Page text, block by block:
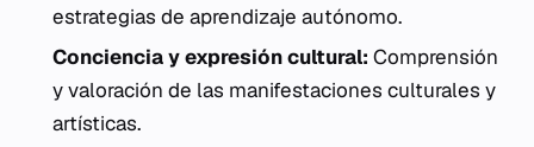
estrategias de aprendizaje autónomo.
Conciencia y expresión cultural: Comprensión
y valoración de las manifestaciones culturales y
artísticas.